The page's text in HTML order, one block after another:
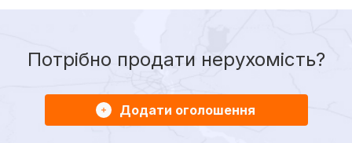
Потрібно продати нерухомість?
Додати оголошення